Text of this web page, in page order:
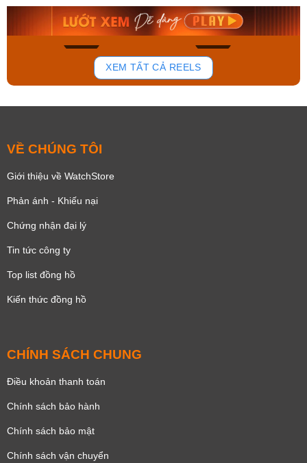
148
Mua ngay Mua ngay
XEM TẤT CẢ REELS
VỀ CHÚNG TÔI
Giới thiệu về WatchStore
Phản ánh - Khiếu nại
Chứng nhận đại lý
Tin tức công ty
Top list đồng hồ
Kiến thức đồng hồ
CHÍNH SÁCH CHUNG
Điều khoản thanh toán
Chính sách bảo hành
Chính sách bảo mật
Chính sách vận chuyển